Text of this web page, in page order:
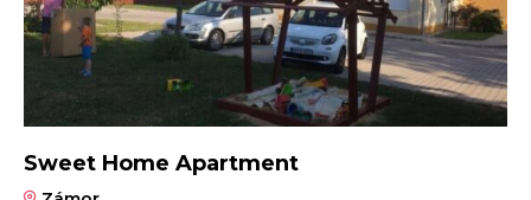
Sweet Home Apartment